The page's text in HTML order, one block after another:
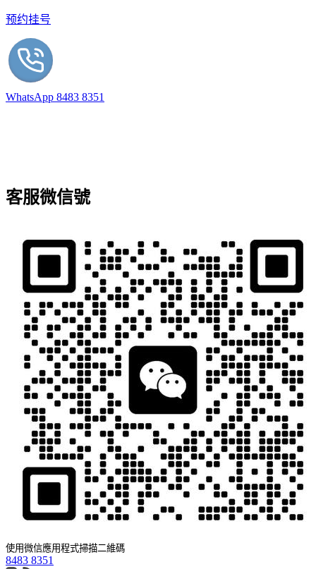
预约挂号
WhatsApp 8483 8351
客服微信號
使用微信應用程式掃描二維碼
8483 8351